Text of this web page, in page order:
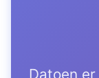
Datoen er